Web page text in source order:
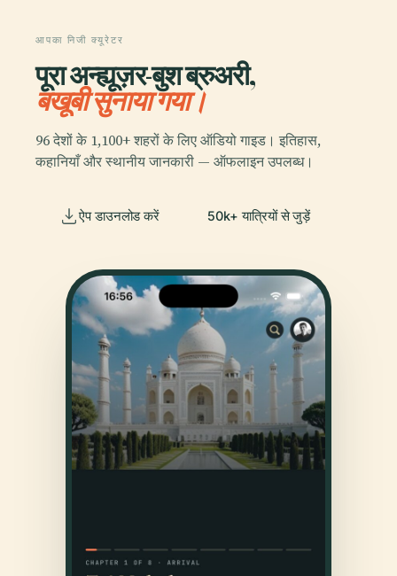
आपका निजी क्यूरेटर
पूरा अन्ह्यूज़र-बुश ब्रुअरी,
बखूबी सुनाया गया।
96 देशों के 1,100+ शहरों के लिए ऑडियो गाइड। इतिहास,
कहानियाँ और स्थानीय जानकारी — ऑफलाइन उपलब्ध।
ऐप डाउनलोड करें 50k+ यात्रियों से जुड़ें